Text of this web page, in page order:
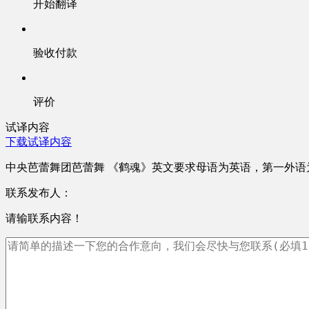
开始翻译
验收付款
评价
试译内容
下载试译内容
中央芭蕾舞团芭蕾舞 《鹤魂》英文要求母语为英语，第一外
联系发布人：
请输联系内容！